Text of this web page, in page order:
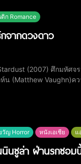
ก Romance
จากดวงดาว
(Matthew Vaughn)ค
วัญ Horror หนังเอเชีย แ
นินซูล่า ฝ่านรกซอม